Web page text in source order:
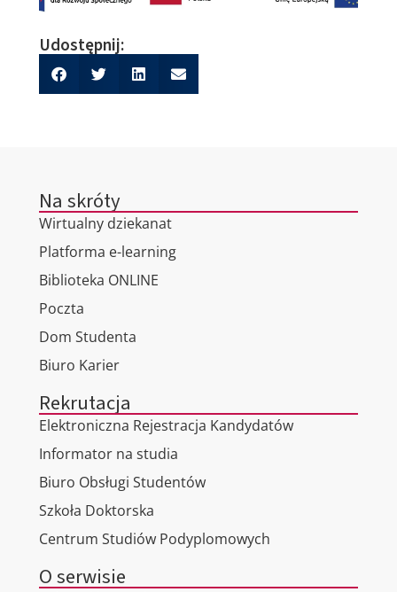
Udostępnij:
Na skróty
Wirtualny dziekanat
Platforma e-learning
Biblioteka ONLINE
Poczta
Dom Studenta
Biuro Karier
Rekrutacja
Elektroniczna Rejestracja Kandydatów
Informator na studia
Biuro Obsługi Studentów
Szkoła Doktorska
Centrum Studiów Podyplomowych
O serwisie